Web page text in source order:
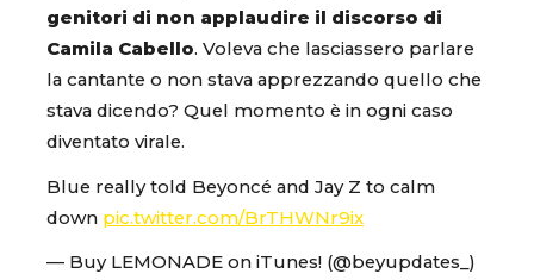
genitori di non applaudire il discorso di
Camila Cabello. Voleva che lasciassero parlare
la cantante o non stava apprezzando quello che
stava dicendo? Quel momento è in ogni caso
diventato virale.
Blue really told Beyoncé and Jay Z to calm
down pic.twitter.com/BrTHWNr9ix
— Buy LEMONADE on iTunes! (@beyupdates_)